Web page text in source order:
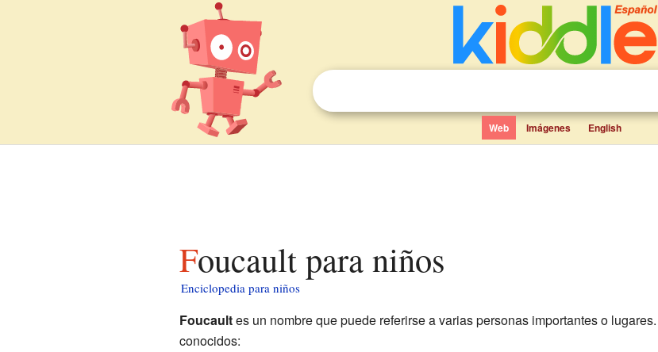
Web Imágenes English
Foucault para niños
Enciclopedia para niños
Foucaultes un nombre que puede referirse a varias personas importantes o
conocidos: